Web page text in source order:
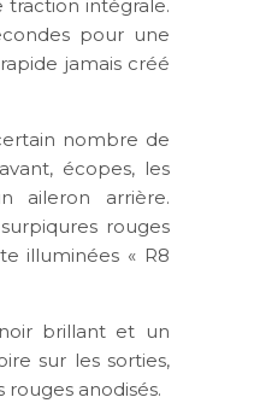
intégrale.
pour une
jamais créé
nombre de
écopes, les
aileron arrière.
rouges
illuminées « R8
brillant et un
sur les sorties,
anodisés.